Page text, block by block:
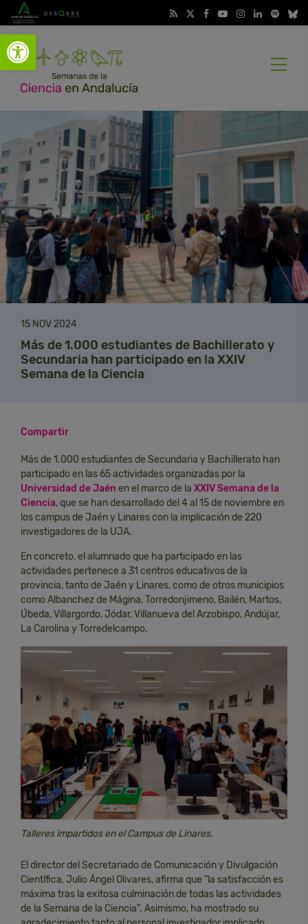
Abrir barra de herramientas
15 NOV 2024
Más de 1.000 estudiantes de Bachillerato y
Secundaria han participado en la XXIV
Semana de la Ciencia
Compartir
Más de 1.000 estudiantes de Secundaria y Bachillerato han
participado en las 65 actividades organizadas por la
Universidad de Jaén en el marco de la XXIV Semana de la
Ciencia, que se han desarrollado del 4 al 15 de noviembre en
los campus de Jaén y Linares con la implicación de 220
investigadores de la UJA.
En concreto, el alumnado que ha participado en las
actividades pertenece a 31 centros educativos de la
provincia, tanto de Jaén y Linares, como de otros municipios
como Albanchez de Mágina, Torredonjimeno, Bailén, Martos,
Úbeda, Villargordo, Jódar, Villanueva del Arzobispo, Andújar,
La Carolina y Torredelcampo.
Talleres impartidos en el Campus de Linares.
El director del Secretariado de Comunicación y Divulgación
Científica, Julio Ángel Olivares, afirma que “la satisfacción es
máxima tras la exitosa culminación de todas las actividades
de la Semana de la Ciencia”. Asimismo, ha mostrado su